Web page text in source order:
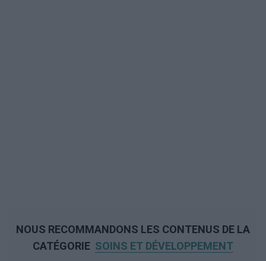
NOUS RECOMMANDONS LES CONTENUS DE LA
CATÉGORIE SOINS ET DÉVELOPPEMENT